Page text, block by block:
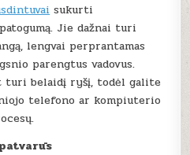
sukurti
Jie dažnai turi
lengvai perprantamas
parengtus vadovus.
turi belaidį ryšį, todėl galite
telefono ar kompiuterio